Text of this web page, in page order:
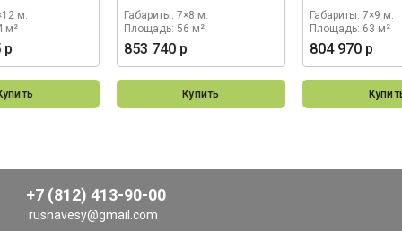
м.
м²
р
Габариты: 7×8 м.
Площадь: 56 м²
853 740 р
Купить
Габариты: 7×9 м.
Площадь: 63 м²
804 970 р
+7 (812) 413-90-00
rusnavesy@gmail.com